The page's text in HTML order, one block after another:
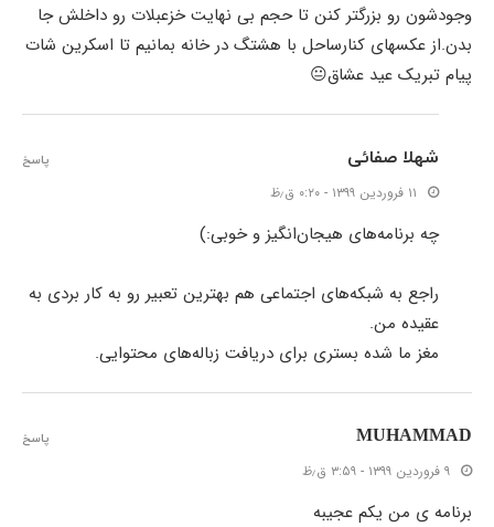
وجودشون رو بزرگتر کنن تا حجم بی نهایت خزعبلات رو داخلش جا
بدن.از عکسهای کنارساحل با هشتگ در خانه بمانیم تا اسکرین شات
پیام تبریک عید عشاق😐
شهلا صفائی
۱۱ فروردین ۱۳۹۹ - ۰:۲۰ ق٫ظ
چه برنامه‌های هیجان‌انگیز و خوبی:)
راجع به شبکه‌های اجتماعی هم بهترین تعبیر رو به کار بردی به
عقیده من.
مغز ما شده بستری برای دریافت زباله‌های محتوایی.
پاسخ
MUHAMMAD
۹ فروردین ۱۳۹۹ - ۳:۵۹ ق٫ظ
برنامه ی من یکم عجیبه
پاسخ